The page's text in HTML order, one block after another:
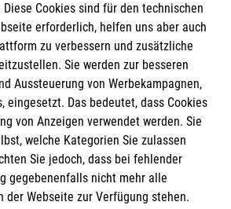
Dienste stellen sich
Dienste stellen sich
Dienste stellen sich
Cookies sind für den technischen
erforderlich, helfen uns aber auch
zu verbessern und zusätzliche
Sie werden zur besseren
Aussteuerung von Werbekampagnen,
eingesetzt. Das bedeutet, dass Cookies
von Anzeigen verwendet werden. Sie
welche Kategorien Sie zulassen
Sie jedoch, dass bei fehlender
gegebenenfalls nicht mehr alle
der Webseite zur Verfügung stehen.